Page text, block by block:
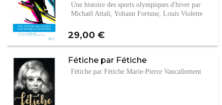
Une histoire des sports olympiques d'hiver par
Michaël Attali, Yohann Fortune, Louis Violette
Prix
29,00 €
Fétiche par Fétiche
Fétiche par Fétiche Marie-Pierre Vancallement